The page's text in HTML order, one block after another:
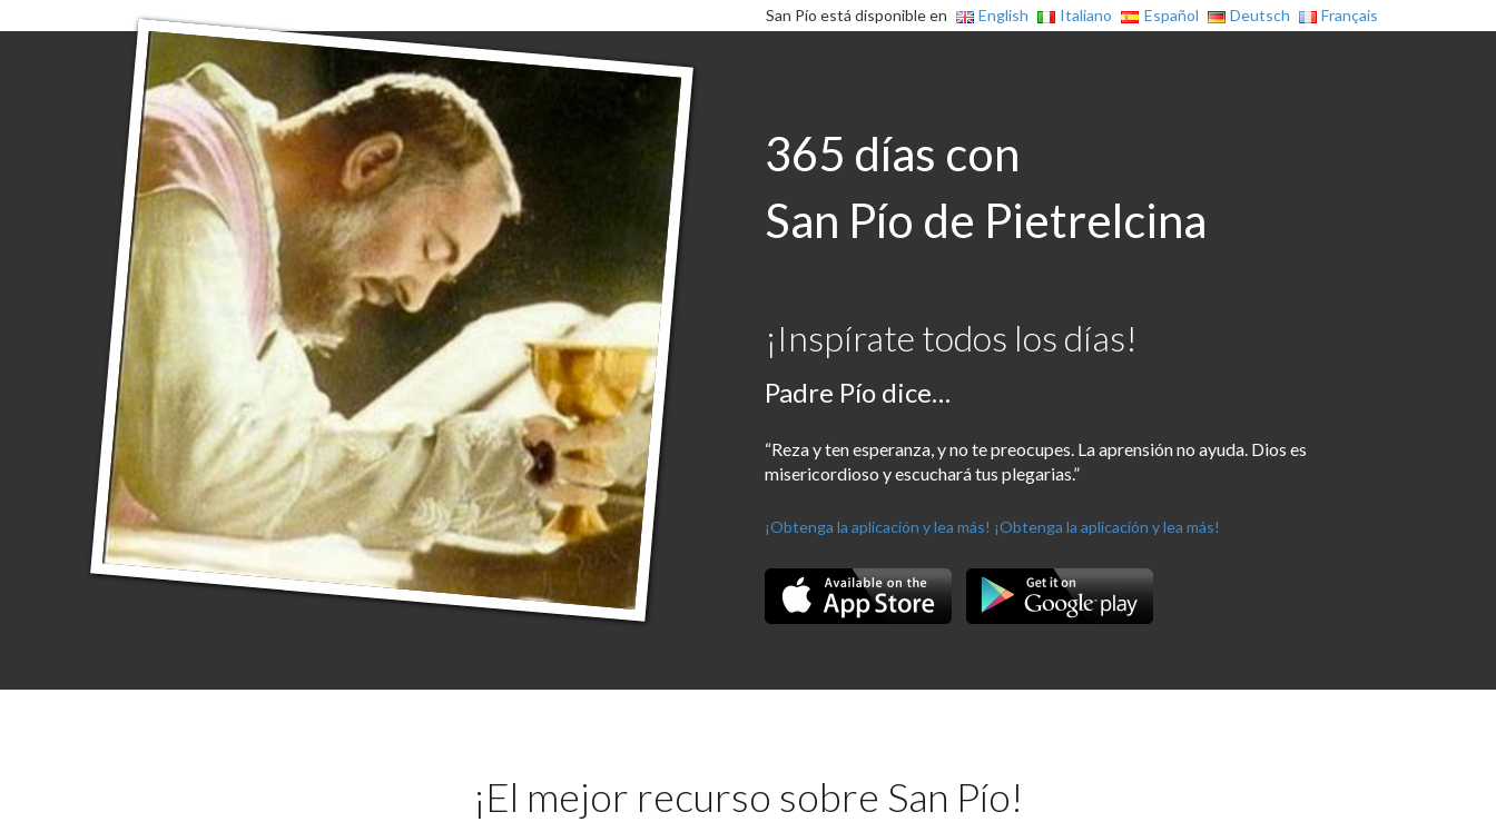
San Pío está disponible en English Italiano Español Deutsch Français
365 días con
San Pío de Pietrelcina
¡Inspírate todos los días!
Padre Pío dice…
“Reza y ten esperanza, y no te preocupes. La aprensión no ayuda. Dios es
misericordioso y escuchará tus plegarias.”
¡Obtenga la aplicación y lea más! ¡Obtenga la aplicación y lea más!
¡El mejor recurso sobre San Pío!